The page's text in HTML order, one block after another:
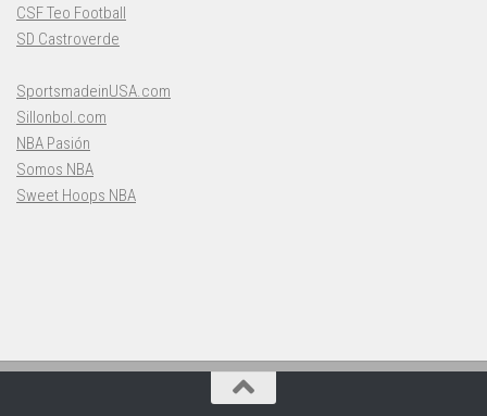
CSF Teo Football
SD Castroverde
SportsmadeinUSA.com
Sillonbol.com
NBA Pasión
Somos NBA
Sweet Hoops NBA